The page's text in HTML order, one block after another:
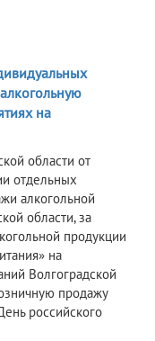
на
области от
отдельных
алкогольной
области, за
продукции
на
Волгоградской
продажу
российского